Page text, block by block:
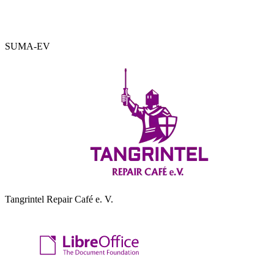
SUMA-EV
Tangrintel Repair Café e. V.